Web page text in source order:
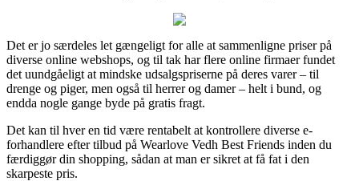
Det er jo særdeles let gængeligt for alle at sammenligne priser på
diverse online webshops, og til tak har flere online firmaer fundet
det uundgåeligt at mindske udsalgspriserne på deres varer – til
drenge og piger, men også til herrer og damer – helt i bund, og
endda nogle gange byde på gratis fragt.
Det kan til hver en tid være rentabelt at kontrollere diverse e-
forhandlere efter tilbud på Wearlove Vedh Best Friends inden du
færdiggør din shopping, sådan at man er sikret at få fat i den
skarpeste pris.